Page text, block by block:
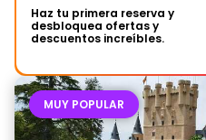
Haz tu primera reserva y
desbloquea ofertas y
descuentos increíbles.
MUY POPULAR